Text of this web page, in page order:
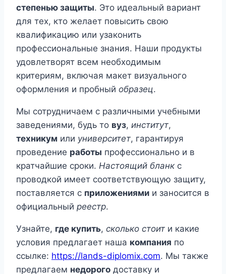
степенью защиты. Это идеальный вариант
для тех, кто желает повысить свою
квалификацию или узаконить
профессиональные знания. Наши продукты
удовлетворят всем необходимым
критериям, включая макет визуального
оформления и пробный образец.
Мы сотрудничаем с различными учебными
заведениями, будь то вуз, институт,
техникум или университет, гарантируя
проведение работы профессионально и в
кратчайшие сроки. Настоящий бланкс
проводкой имеет соответствующую защиту,
поставляется с приложениями и заносится в
официальный реестр.
Узнайте, где купить, сколько стоит и какие
условия предлагает наша компания по
ссылке: https://lands-diplomix.com. Мы также
предлагаем недорого доставку и